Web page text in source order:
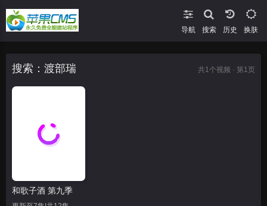
导航 搜索 换肤
搜索：渡部瑞 共1 个视频 · 第1页
和歌子酒 第九季